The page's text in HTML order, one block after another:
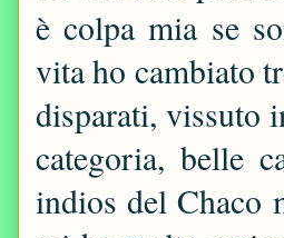
è colpa mia se
vita ho cambiato
disparati, vissuto
categoria, belle
indios del Chaco